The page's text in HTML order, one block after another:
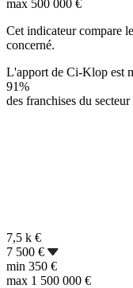
max 500 000 €
Cet indicateur compare
concerné.
L'apport de Ci-Klop est
91%
des franchises du
7,5 k €
7 500 €
min 350 €
max 1 500 000 €